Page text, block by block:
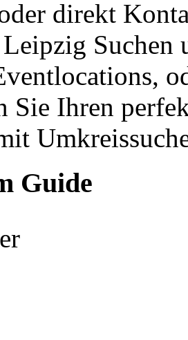
direkt
Sie Ihren
Guide